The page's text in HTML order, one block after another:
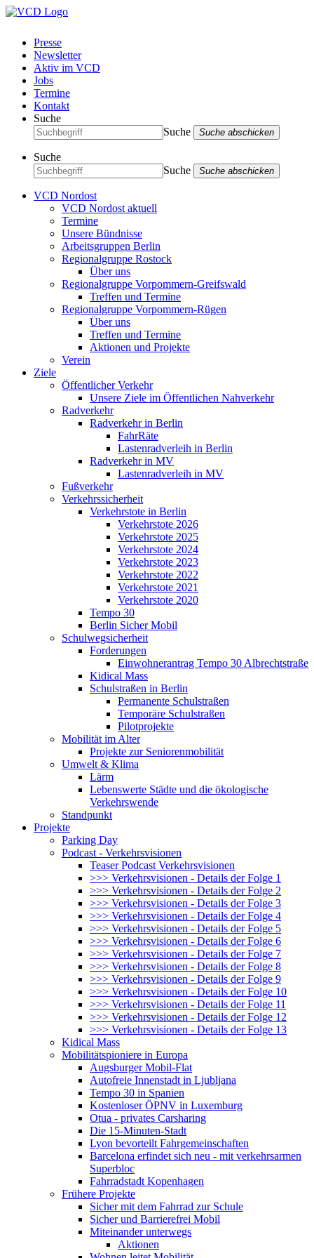
Presse
Newsletter
Aktiv im VCD
Jobs
Termine
Kontakt
Suche
Suche
Suche abschicken
Suche
Suche
Suche abschicken
VCD Nordost
VCD Nordost aktuell
Termine
Unsere Bündnisse
Arbeitsgruppen Berlin
Regionalgruppe Rostock
Über uns
Regionalgruppe Vorpommern-Greifswald
Treffen und Termine
Regionalgruppe Vorpommern-Rügen
Über uns
Treffen und Termine
Aktionen und Projekte
Verein
Ziele
Öffentlicher Verkehr
Unsere Ziele im Öffentlichen Nahverkehr
Radverkehr
Radverkehr in Berlin
FahrRäte
Lastenradverleih in Berlin
Radverkehr in MV
Lastenradverleih in MV
Fußverkehr
Verkehrssicherheit
Verkehrstote in Berlin
Verkehrstote 2026
Verkehrstote 2025
Verkehrstote 2024
Verkehrstote 2023
Verkehrstote 2022
Verkehrstote 2021
Verkehrstote 2020
Tempo 30
Berlin Sicher Mobil
Schulwegsicherheit
Forderungen
Einwohnerantrag Tempo 30 Albrechtstraße
Kidical Mass
Schulstraßen in Berlin
Permanente Schulstraßen
Temporäre Schulstraßen
Pilotprojekte
Mobilität im Alter
Projekte zur Seniorenmobilität
Umwelt & Klima
Lärm
Lebenswerte Städte und die ökologische
Verkehrswende
Standpunkt
Projekte
Parking Day
Podcast - Verkehrsvisionen
Teaser Podcast Verkehrsvisionen
>>> Verkehrsvisionen - Details der Folge 1
>>> Verkehrsvisionen - Details der Folge 2
>>> Verkehrsvisionen - Details der Folge 3
>>> Verkehrsvisionen - Details der Folge 4
>>> Verkehrsvisionen - Details der Folge 5
>>> Verkehrsvisionen - Details der Folge 6
>>> Verkehrsvisionen - Details der Folge 7
>>> Verkehrsvisionen - Details der Folge 8
>>> Verkehrsvisionen - Details der Folge 9
>>> Verkehrsvisionen - Details der Folge 10
>>> Verkehrsvisionen - Details der Folge 11
>>> Verkehrsvisionen - Details der Folge 12
>>> Verkehrsvisionen - Details der Folge 13
Kidical Mass
Mobilitätspioniere in Europa
Augsburger Mobil-Flat
Autofreie Innenstadt in Ljubljana
Tempo 30 in Spanien
Kostenloser ÖPNV in Luxemburg
Otua - privates Carsharing
Die 15-Minuten-Stadt
Lyon bevorteilt Fahrgemeinschaften
Barcelona erfindet sich neu - mit verkehrsarmen
Superbloc
Fahrradstadt Kopenhagen
Frühere Projekte
Sicher mit dem Fahrrad zur Schule
Sicher und Barrierefrei Mobil
Miteinander unterwegs
Aktionen